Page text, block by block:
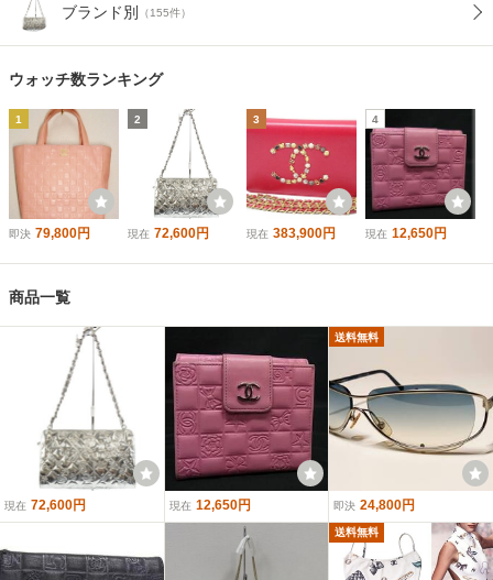
ブランド別 （155件）
ウォッチ数ランキング
1
即決 79,800円
2
現在 72,600円
3
現在 383,900円
4
現在 12,650円
商品一覧
現在 72,600円 現在 12,650円
送料無料
即決 24,800円
送料無料